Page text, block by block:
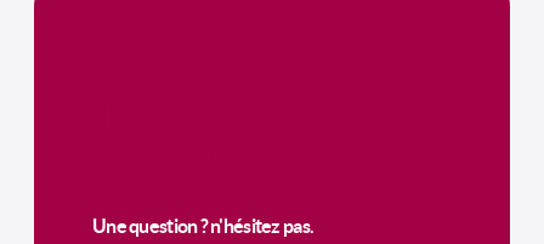
Une question ? n'hésitez pas.